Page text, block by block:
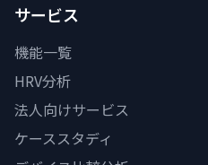
サービス
機能一覧
HRV分析
法人向けサービス
ケーススタディ